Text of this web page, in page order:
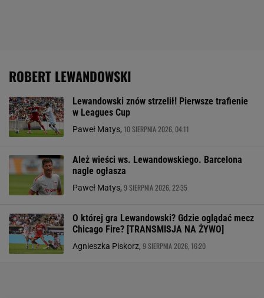
ROBERT LEWANDOWSKI
Lewandowski znów strzelił! Pierwsze trafienie
w Leagues Cup
Paweł Matys, 10 SIERPNIA 2026, 04:11
Ależ wieści ws. Lewandowskiego. Barcelona
nagle ogłasza
Paweł Matys, 9 SIERPNIA 2026, 22:35
O której gra Lewandowski? Gdzie oglądać mecz
Chicago Fire? [TRANSMISJA NA ŻYWO]
Agnieszka Piskorz, 9 SIERPNIA 2026, 16:20